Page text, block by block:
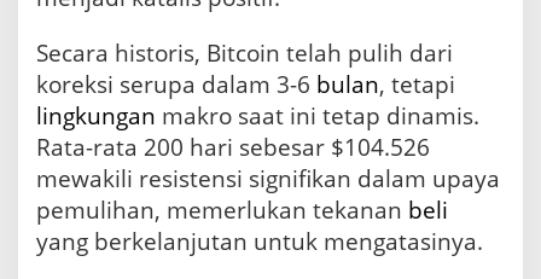
Secara historis, Bitcoin telah pulih dari
koreksi serupa dalam 3-6 bulan
lingkungan makro saat ini tetap dinamis.
Rata-rata 200 hari sebesar $104.526
mewakili resistensi signifikan dalam upaya
pemulihan, memerlukan tekanan beli
yang berkelanjutan untuk mengatasinya.